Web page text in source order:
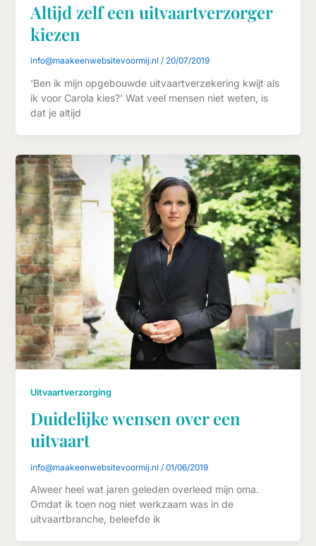
Altijd zelf een uitvaartverzorger
kiezen
info@maakeenwebsitevoormij.nl / 20/07/2019
‘Ben ik mijn opgebouwde uitvaartverzekering kwijt als
ik voor Carola kies?’ Wat veel mensen niet weten, is
dat je altijd
Uitvaartverzorging
Duidelijke wensen over een
uitvaart
info@maakeenwebsitevoormij.nl / 01/06/2019
Alweer heel wat jaren geleden overleed mijn oma.
Omdat ik toen nog niet werkzaam was in de
uitvaartbranche, beleefde ik